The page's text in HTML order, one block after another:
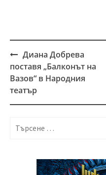
Post
navigation
Диана Добрева
поставя „Балконът на
Вазов“ в Народния
театър
Търсене